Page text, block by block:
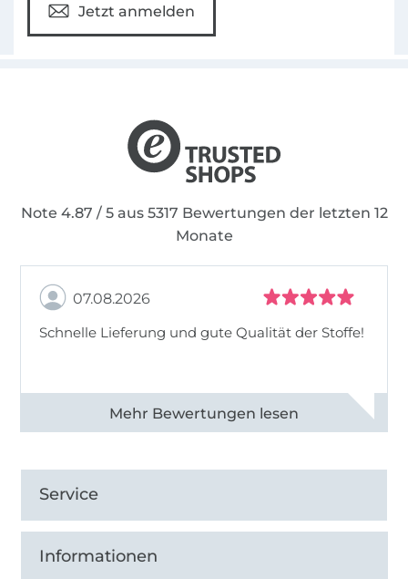
Jetzt anmelden
Note 4.87 / 5 aus 5317 Bewertungen der letzten 12
Monate
07.08.2026
Schnelle Lieferung und gute Qualität der Stoffe!
Alle 82990 Bewertungen ansehen
Service
Informationen